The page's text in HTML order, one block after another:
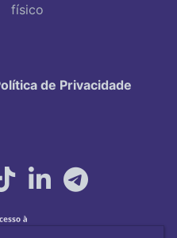
físico
de Privacidade